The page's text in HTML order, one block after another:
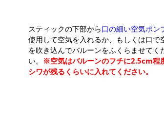
スティックの下部から口の細い空気ポン
使用して空気を入れるか、もしくは口で
を吹き込んでバルーンをふくらませてく
い。 ※空気はバルーンのフチに2.5cm程
シワが残るくらいに入れてください。